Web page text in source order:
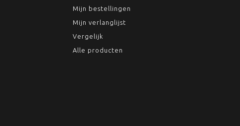
Mijn bestellingen
Mijn verlanglijst
Vergelijk
Alle producten